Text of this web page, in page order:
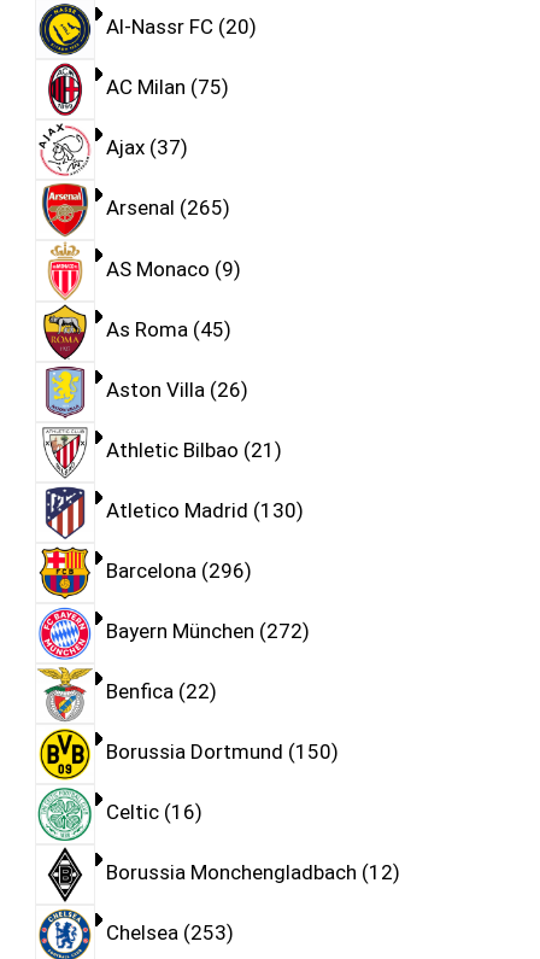
Al-Nassr FC 20
AC Milan 75
Ajax 37
Arsenal 265
AS Monaco 9
As Roma 45
Aston Villa 26
Athletic Bilbao 21
Atletico Madrid 130
Barcelona 296
Bayern München 272
Benfica 22
Borussia Dortmund 150
Celtic 16
Borussia Monchengladbach 12
Chelsea 253